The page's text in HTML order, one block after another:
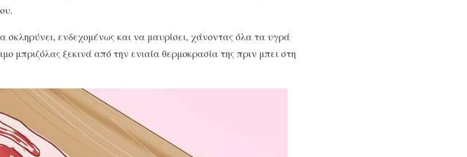
σκληρύνει, ενδεχομένως και να μαυρίσει, χάνοντας όλα τα υγρά
μπριζόλας ξεκινά από την ενιαία θερμοκρασία της πριν μπει στη